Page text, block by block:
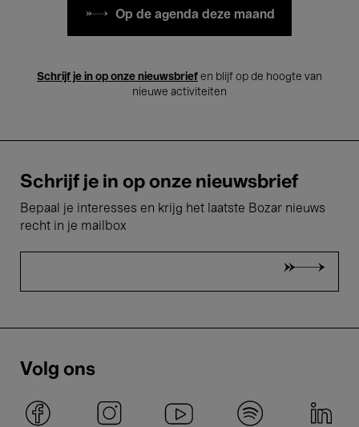
Op de agenda deze maand
Schrijf je in op onze nieuwsbrief en blijf op de hoogte van
nieuwe activiteiten
Schrijf je in op onze nieuwsbrief
Bepaal je interesses en krijg het laatste Bozar nieuws
recht in je mailbox
Volg ons